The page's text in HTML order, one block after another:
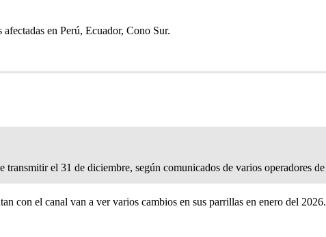
en Perú, Ecuador, Cono Sur.
el 31 de diciembre, según comunicados de varios operadores
el canal van a ver varios cambios en sus parrillas en enero del 2026.